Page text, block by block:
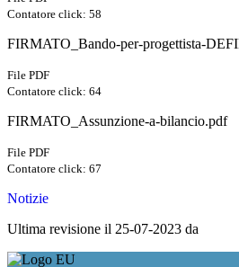
Contatore click: 58
FIRMATO_Bando-per-progettista-
File PDF
Contatore click: 64
FIRMATO_Assunzione-a-bilancio.pdf
File PDF
Contatore click: 67
Notizie
Ultima revisione il 25-07-2023 da